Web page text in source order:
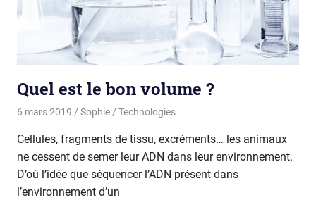
Quel est le bon volume ?
6 mars 2019 Sophie Technologies
Cellules, fragments de tissu, excréments… les animaux
ne cessent de semer leur ADN dans leur environnement.
D’où l’idée que séquencer l’ADN présent dans
l’environnement d’un